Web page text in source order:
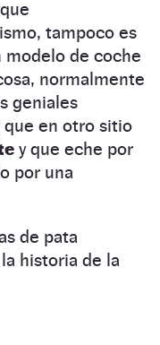
tampoco es
modelo de coche
normalmente
geniales
que en otro sitio
y que eche por
por una
de pata
historia de la